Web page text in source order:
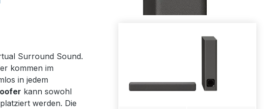
Surround Sound.
kommen im
in jedem
kann sowohl
werden. Die